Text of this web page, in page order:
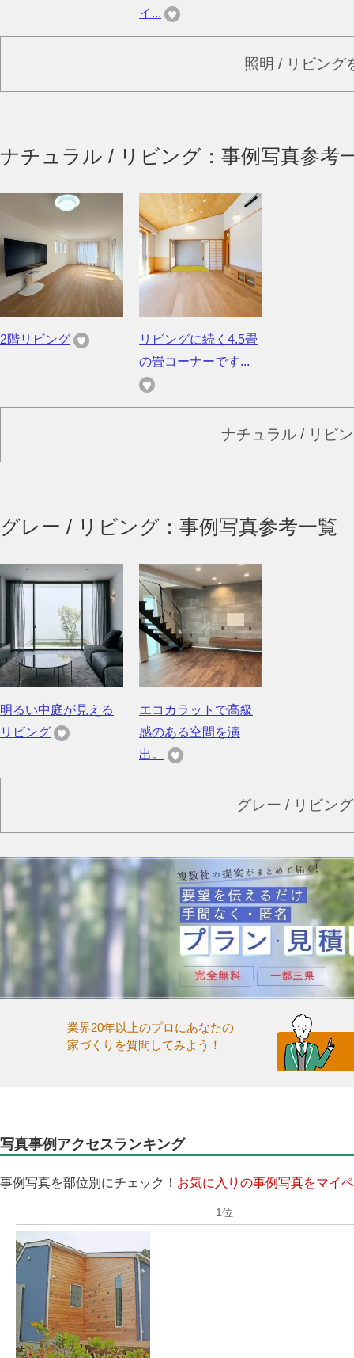
イ...
照明 / リビング
ナチュラル / リビング：事例写真参考
2階リビング
リビングに続く4.5畳
の畳コーナーです...
ナチュラル / リビ
グレー / リビング：事例写真参考一覧
明るい中庭が見える
リビング
エコカラットで高級
感のある空間を演
出。
グレー / リビン
業界20年以上のプロにあなたの
家づくりを質問してみよう！
写真事例アクセスランキング
事例写真を部位別にチェック！ お気に入りの事例写真をマイ